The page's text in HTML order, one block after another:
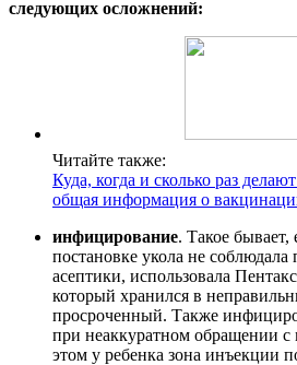
следующих осложнений:
Читайте также:
Куда, когда и сколько раз
общая информация о
инфицирование. Такое бывает,
постановке укола не соблюдала
асептики, использовала
который хранился в
просроченный. Также
при неаккуратном обращении
этом у ребенка зона инъекции